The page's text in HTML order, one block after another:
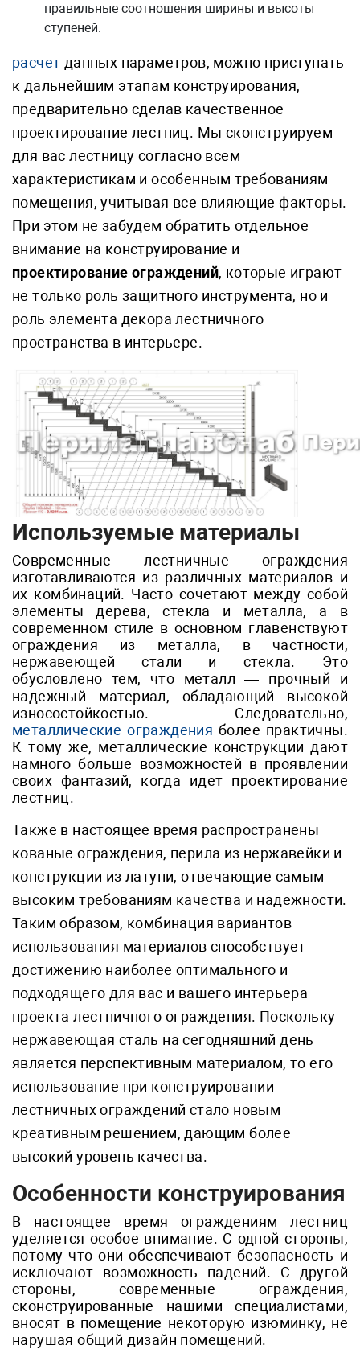
правильные соотношения ширины и высоты
ступеней.
расчет данных параметров, можно приступать
к дальнейшим этапам конструирования,
предварительно сделав качественное
проектирование лестниц. Мы сконструируем
для вас лестницу согласно всем
характеристикам и особенным требованиям
помещения, учитывая все влияющие факторы.
При этом не забудем обратить отдельное
внимание на конструирование и
проектирование ограждений, которые играют
не только роль защитного инструмента, но и
роль элемента декора лестничного
пространства в интерьере.
Используемые материалы
Современные лестничные ограждения
изготавливаются из различных материалов и
их комбинаций. Часто сочетают между собой
элементы дерева, стекла и металла, а в
современном стиле в основном главенствуют
ограждения из металла, в частности,
нержавеющей стали и стекла. Это
обусловлено тем, что металл — прочный и
надежный материал, обладающий высокой
износостойкостью. Следовательно,
металлические ограждения более практичны.
К тому же, металлические конструкции дают
намного больше возможностей в проявлении
своих фантазий, когда идет проектирование
лестниц.
Также в настоящее время распространены
кованые ограждения, перила из нержавейки и
конструкции из латуни, отвечающие самым
высоким требованиям качества и надежности.
Таким образом, комбинация вариантов
использования материалов способствует
достижению наиболее оптимального и
подходящего для вас и вашего интерьера
проекта лестничного ограждения. Поскольку
нержавеющая сталь на сегодняшний день
является перспективным материалом, то его
использование при конструировании
лестничных ограждений стало новым
креативным решением, дающим более
высокий уровень качества.
Особенности конструирования
В настоящее время ограждениям лестниц
уделяется особое внимание. С одной стороны,
потому что они обеспечивают безопасность и
исключают возможность падений. С другой
стороны, современные ограждения,
сконструированные нашими специалистами,
вносят в помещение некоторую изюминку, не
нарушая общий дизайн помещений.